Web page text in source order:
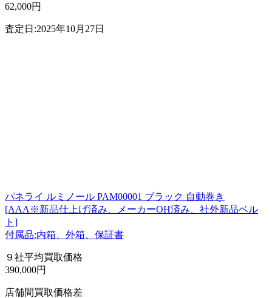
62,000円
査定日:2025年10月27日
パネライ ルミノール PAM00001 ブラック 自動巻き
[AAA※新品仕上げ済み、メーカーOH済み、社外新品ベル
ト]
付属品:内箱、外箱、保証書
９社平均買取価格
390,000円
店舗間買取価格差